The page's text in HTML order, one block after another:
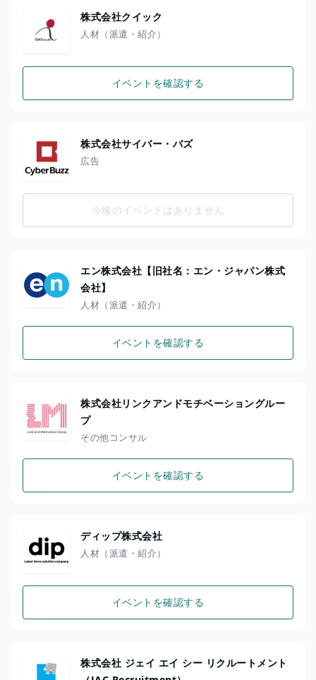
株式会社クイック
人材（派遣・紹介）
イベントを確認する
株式会社サイバー・バズ
広告
今後のイベントはありません
エン株式会社【旧社名：エン・ジャパン株式
会社】
人材（派遣・紹介）
イベントを確認する
株式会社リンクアンドモチベーショングルー
プ
その他コンサル
イベントを確認する
ディップ株式会社
人材（派遣・紹介）
イベントを確認する
株式会社 ジェイ エイ シー リクルートメント